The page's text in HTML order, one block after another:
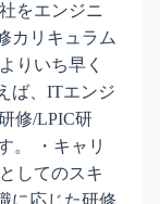
をエンジニ
カリキュラム
りいち早く
ば、ITエンジ
修/LPIC研
。 ・キャリ
してのスキ
に応じた研修